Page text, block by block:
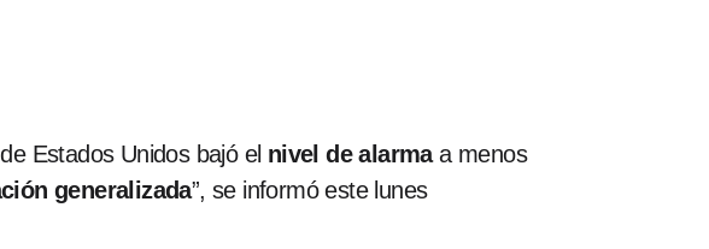
Estados Unidos bajó el nivel de alarmaa menos
generalizada”, se informó este lunes